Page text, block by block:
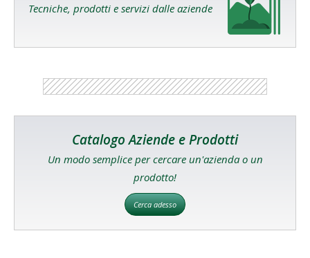
Tecniche, prodotti e servizi dalle aziende
Catalogo Aziende e Prodotti
Un modo semplice per cercare un'azienda o un
prodotto!
Cerca adesso